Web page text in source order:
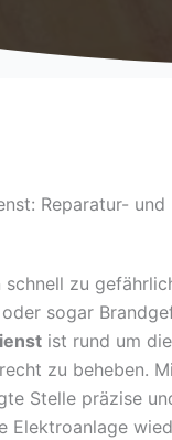
Reparatur- und
zu
sogar
ist rund um
zu beheben.
Stelle präzise
Elektroanlage